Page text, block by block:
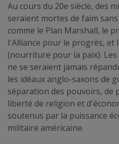
Au cours du 20e siècle, des
seraient mortes de faim
comme le Plan Marshall, le
l'Alliance pour le progrès, et
(nourriture pour la paix).
ne se seraient jamais
les idéaux anglo-saxons de
séparation des pouvoirs, de
liberté de religion et
soutenus par la puissance
militaire américaine.